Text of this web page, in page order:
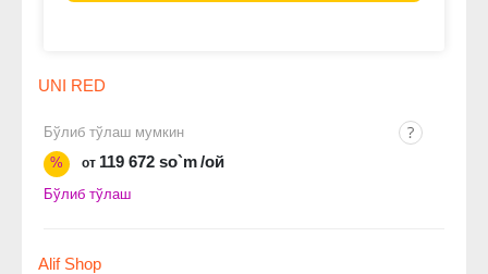
UNI RED
Бўлиб тўлаш мумкин
%
от 119 672 so`m/ой
Бўлиб тўлаш
Alif Shop